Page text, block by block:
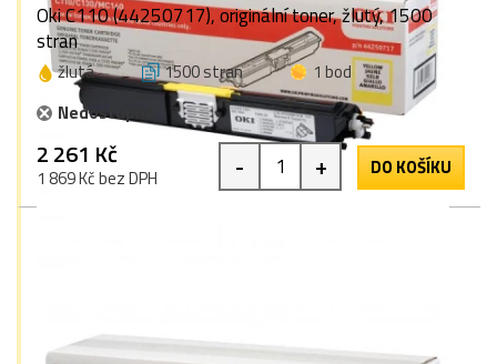
Oki C110 (44250717), originální toner, žlutý, 1500
stran
žlutá 1500 stran
1 bod
Nedostupné
2 261 Kč
1 869 Kč bez DPH - + DO KOŠÍKU